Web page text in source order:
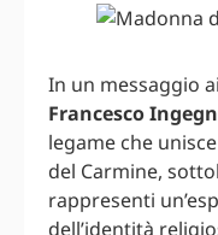
In un messaggio
Francesco
legame che
del Carmine,
rappresenti
dell’identità